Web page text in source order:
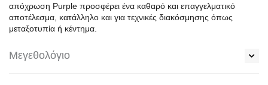
απόχρωση Purple προσφέρει ένα καθαρό και επαγγελματικό
αποτέλεσμα, κατάλληλο και για τεχνικές διακόσμησης όπως
μεταξοτυπία ή κέντημα.
Μεγεθολόγιο